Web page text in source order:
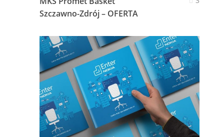
Szczawno-Zdrój – OFERTA